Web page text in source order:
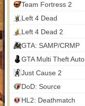
Team Fortress 2
Left 4 Dead
Left 4 Dead 2
GTA: SAMP/CRMP
GTA Multi Theft Auto
Just Cause 2
DoD: Source
HL2: Deathmatch